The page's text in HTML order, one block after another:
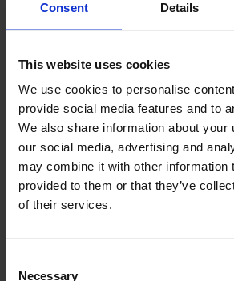
Consent Details
This website uses cookies
We use cookies to personalise
provide social media features and to
We also share information about your
our social media, advertising and
may combine it with other information
provided to them or that they’ve
of their services.
Necessary
Så på